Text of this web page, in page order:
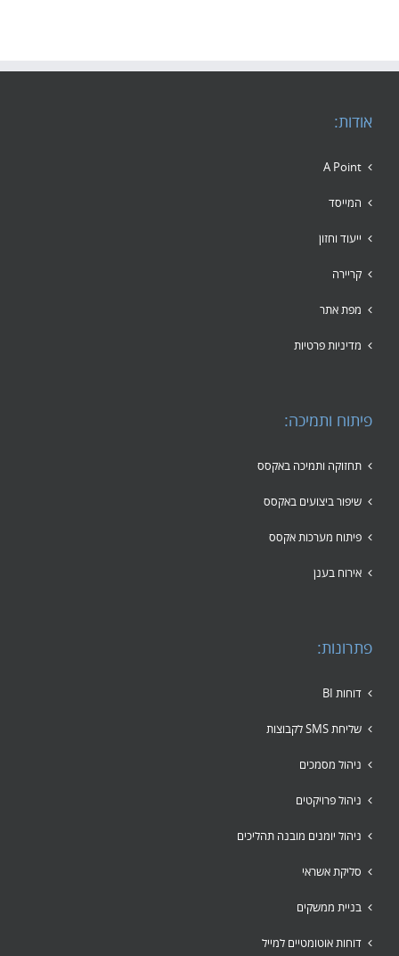
אודות:
A Point
המייסד
ייעוד וחזון
קריירה
מפת אתר
מדיניות פרטיות
פיתוח ותמיכה:
תחזוקה ותמיכה באקסס
שיפור ביצועים באקסס
פיתוח מערכות אקסס
אירוח בענן
פתרונות:
דוחות BI
שליחת SMS לקבוצות
ניהול מסמכים
ניהול פרויקטים
ניהול יומנים מובנה תהליכים
סליקת אשראי
בניית ממשקים
דוחות אוטומטיים למייל